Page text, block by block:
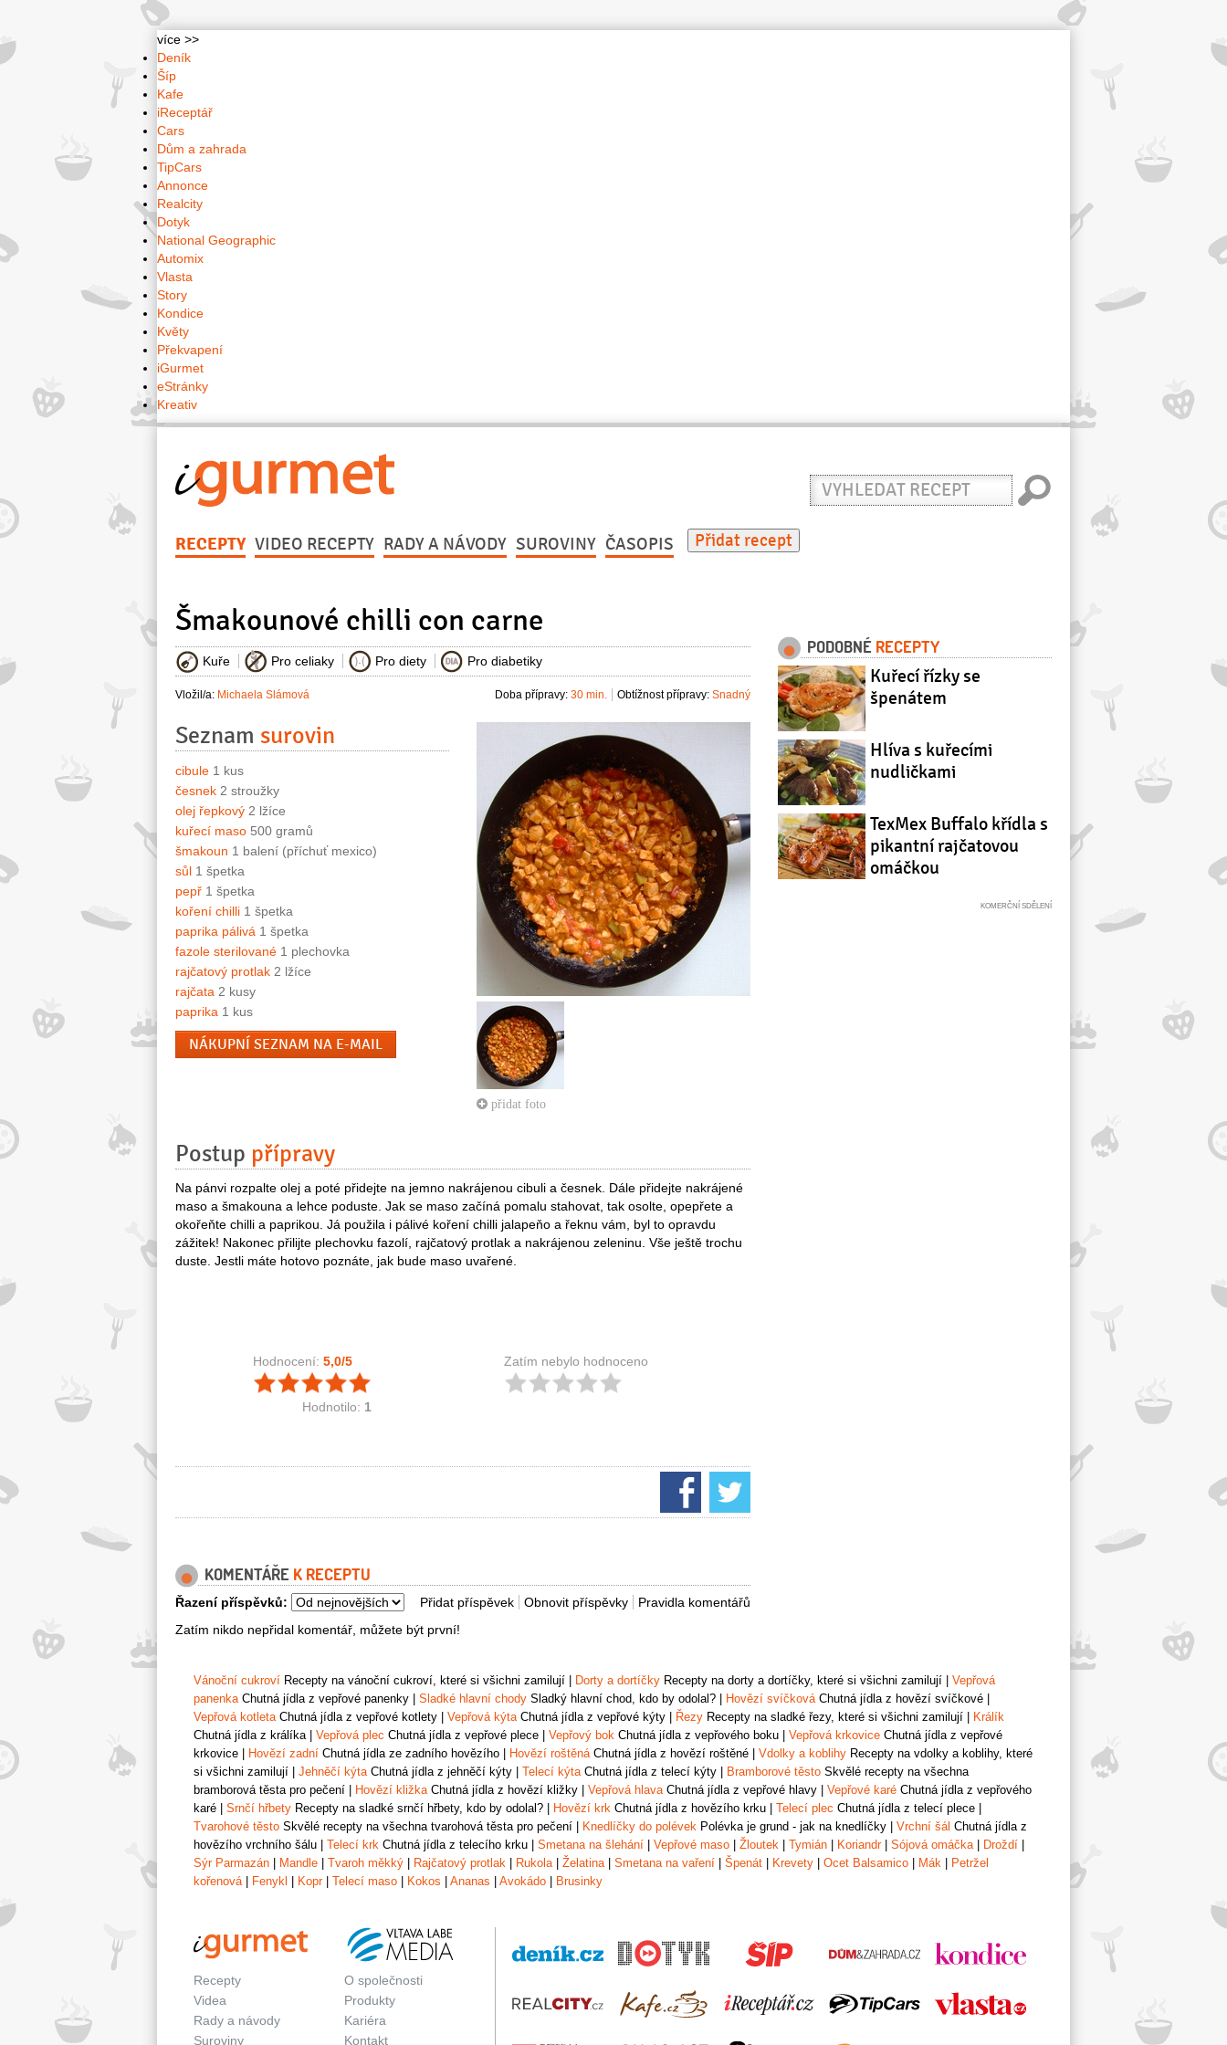
více >>
Deník
Šíp
Kafe
iReceptář
Cars
Dům a zahrada
TipCars
Annonce
Realcity
Dotyk
National Geographic
Automix
Vlasta
Story
Kondice
Květy
Překvapení
iGurmet
eStránky
Kreativ
Vyhledat
recept
RECEPTY VIDEO RECEPTY RADY A NÁVODY SUROVINY ČASOPIS Přidat recept
Šmakounové chilli con carne
Kuře Pro celiaky Pro diety Pro diabetiky
Vložil/a: Michaela Slámová Obtížnost přípravy: Snadný
Doba přípravy: 30 min.
přidat foto
Seznam surovin
cibule 1 kus
česnek 2 stroužky
olej řepkový 2 lžíce
kuřecí maso 500 gramů
šmakoun 1 balení (příchuť mexico)
sůl 1 špetka
pepř 1 špetka
koření chilli 1 špetka
paprika pálivá 1 špetka
fazole sterilované 1 plechovka
rajčatový protlak 2 lžíce
rajčata 2 kusy
paprika 1 kus
NÁKUPNÍ SEZNAM NA E-MAIL
Postup přípravy
Na pánvi rozpalte olej a poté přidejte na jemno nakrájenou cibuli a česnek. Dále přidejte nakrájené
maso a šmakouna a lehce poduste. Jak se maso začíná pomalu stahovat, tak osolte, opepřete a
okořeňte chilli a paprikou. Já použila i pálivé koření chilli jalapeňo a řeknu vám, byl to opravdu
zážitek! Nakonec přilijte plechovku fazolí, rajčatový protlak a nakrájenou zeleninu. Vše ještě trochu
duste. Jestli máte hotovo poznáte, jak bude maso uvařené.
Hodnocení: 5,0/5
Hodnotilo: 1
Zatím nebylo hodnoceno
KOMENTÁŘE K RECEPTU
Pravidla komentářů
Obnovit příspěvky
Přidat příspěvek
Řazení příspěvků:
Zatím nikdo nepřidal komentář, můžete být první!
PODOBNÉ RECEPTY
Kuřecí řízky se
špenátem
Hlíva s kuřecími
nudličkami
TexMex Buffalo křídla s
pikantní rajčatovou
omáčkou
Vánoční cukroví Recepty na vánoční cukroví, které si všichni zamilují Dorty a dortíčky Recepty na dorty a dortíčky, které si všichni zamilují
Vepřová
panenkaChutná jídla z vepřové panenky Sladké hlavní chody Sladký hlavní chod, kdo by odolal? Hovězí svíčkováChutná jídla z hovězí svíčkové
Vepřová kotletaChutná jídla z vepřové kotlety Vepřová kýtaChutná jídla z vepřové kýty Řezy Recepty na sladké řezy, které si všichni zamilují
Králík
Chutná jídla z králíka| Vepřová plec Chutná jídla z vepřové plece Vepřový bok Chutná jídla z vepřového boku Vepřová krkovice Chutná jídla z vepřové
krkovice
Hovězí zadní Chutná jídla ze zadního hovězího Hovězí roštěnáChutná jídla z hovězí roštěné Vdolky a koblihy Recepty na vdolky a koblihy, které
si všichni zamilují
Jehněčí kýtaChutná jídla z jehněčí kýty Telecí kýtaChutná jídla z telecí kýty Bramborové těsto Skvělé recepty na všechna
bramborová těsta pro pečení
Hovězí kližkaChutná jídla z hovězí kližky Vepřová hlavaChutná jídla z vepřové hlavy Vepřové karé Chutná jídla z vepřového
karé
Srnčí hřbety Recepty na sladké srnčí hřbety, kdo by odolal? Hovězí krk Chutná jídla z hovězího krku Telecí plec Chutná jídla z telecí plece
Tvarohové těsto Skvělé recepty na všechna tvarohová těsta pro pečení Knedlíčky do polévek Polévka je grund - jak na knedlíčky Vrchní šál Chutná jídla z
hovězího vrchního šálu
Telecí krk Chutná jídla z telecího krku Smetana na šlehání Vepřové maso Žloutek Tymián Koriandr| Sójová omáčka| Droždí
Sýr Parmazán
Mandle Tvaroh měkký Rajčatový protlak Rukola| Želatina| Smetana na vaření Špenát Krevety Ocet Balsamico Mák
Petržel
kořenová| Fenykl Kopr| Telecí maso Kokos Ananas Avokádo Brusinky
Recepty
Videa
Rady a návody
Suroviny
O společnosti
Produkty
Kariéra
Kontakt